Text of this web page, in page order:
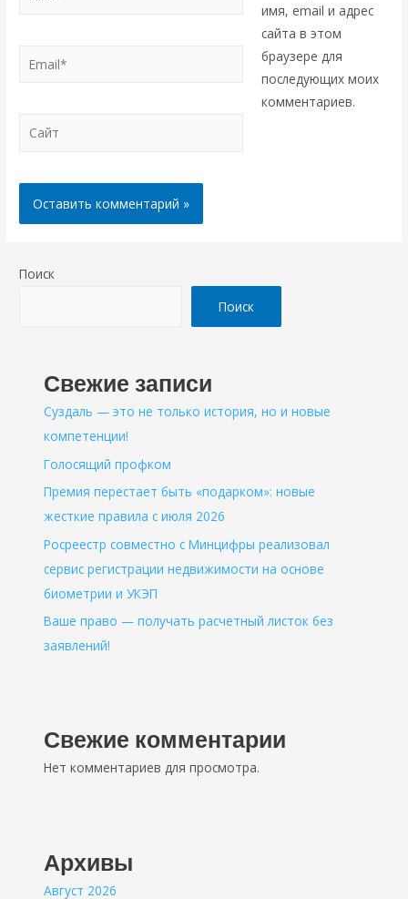
Сайт
имя, email и адрес
сайта в этом
браузере для
последующих моих
комментариев.
Поиск
Поиск
Свежие записи
Суздаль — это не только история, но и новые
компетенции!
Голосящий профком
Премия перестает быть «подарком»: новые
жесткие правила с июля 2026
Росреестр совместно с Минцифры реализовал
сервис регистрации недвижимости на основе
биометрии и УКЭП
Ваше право — получать расчетный листок без
заявлений!
Свежие комментарии
Нет комментариев для просмотра.
Архивы
Август 2026